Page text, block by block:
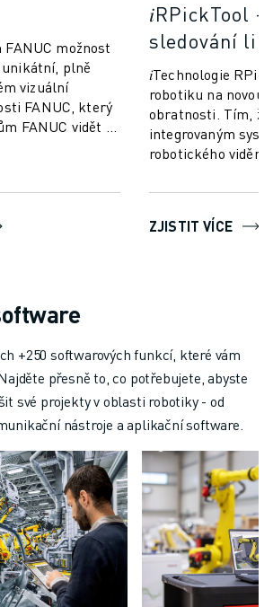
možnost
unikátní, plně
vizuální
FANUC, který
FANUC vidět -
𝑖RPickTool
sledování
𝑖Technologie
robotiku na novou
obratnosti. Tím, že
integrovaným
robotického
lidské. Díky...
ZJISTIT VÍCE
+250 softwarových funkcí, které vám
přesně to, co potřebujete, abyste
své projekty v oblasti robotiky - od
nástroje a aplikační software.